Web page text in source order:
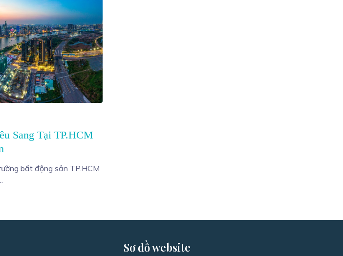
Sang Tại TP.HCM
bất động sản TP.HCM
Sơ đồ website